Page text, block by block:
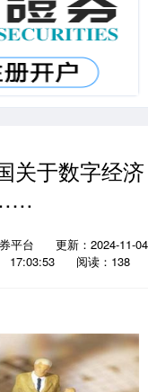
关于数字经济
平台
更新：2024-11-04
17:03:53
阅读：138